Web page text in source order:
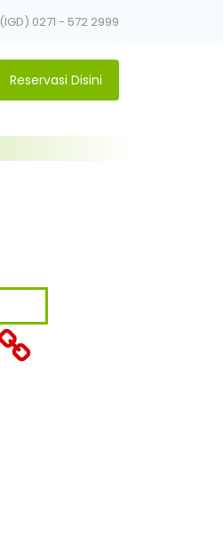
(IGD) 0271 - 572 2999
Reservasi Disini